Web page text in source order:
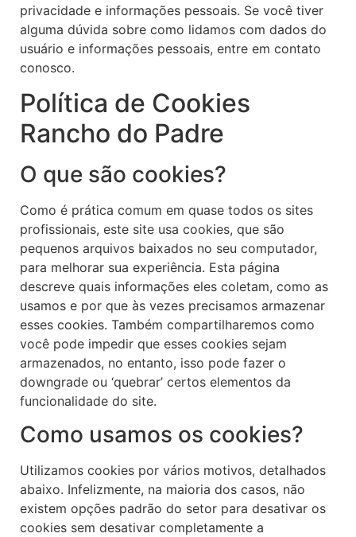
privacidade e informações pessoais. Se você tiver
alguma dúvida sobre como lidamos com dados do
usuário e informações pessoais, entre em contato
conosco.
Política de Cookies
Rancho do Padre
O que são cookies?
Como é prática comum em quase todos os sites
profissionais, este site usa cookies, que são
pequenos arquivos baixados no seu computador,
para melhorar sua experiência. Esta página
descreve quais informações eles coletam, como as
usamos e por que às vezes precisamos armazenar
esses cookies. Também compartilharemos como
você pode impedir que esses cookies sejam
armazenados, no entanto, isso pode fazer o
downgrade ou ‘quebrar’ certos elementos da
funcionalidade do site.
Como usamos os cookies?
Utilizamos cookies por vários motivos, detalhados
abaixo. Infelizmente, na maioria dos casos, não
existem opções padrão do setor para desativar os
cookies sem desativar completamente a